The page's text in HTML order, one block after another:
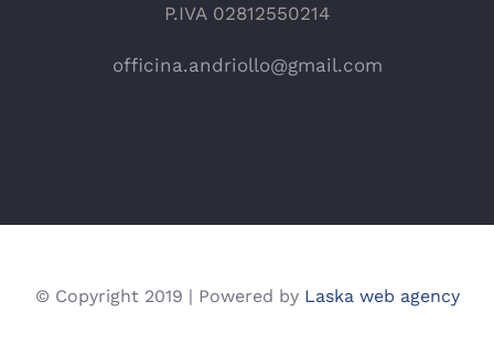
P.IVA 02812550214
officina.andriollo@gmail.com
© Copyright 2019 | Powered by Laska web agency